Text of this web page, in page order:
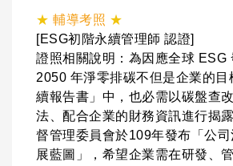
★ 輔導考照 ★
[ESG初階永續管理師 認證]
證照相關說明：為因應全球 ESG
2050 年淨零排碳不但是企業的目
續報告書」中，也必需以碳盤查
法、配合企業的財務資訊進行揭
督管理委員會於109年發布「公
展藍圖」，希望企業需在研發、